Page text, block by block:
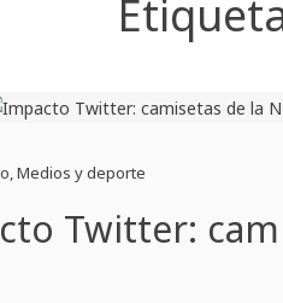
,Medios y deporte
Twitter: